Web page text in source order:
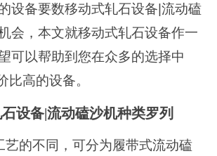
设备要数移动式轧石设备|流动磕
会，本文就移动式轧石设备作一
可以帮助到您在众多的选择中
比高的设备。
设备|流动磕沙机种类罗列
艺的不同，可分为履带式流动磕